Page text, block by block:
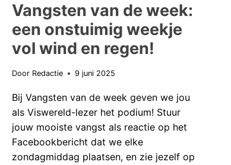
Vangsten van de week:
een onstuimig weekje
vol wind en regen!
Door Redactie 9 juni 2025
Bij Vangsten van de week geven we jou
als Viswereld-lezer het podium! Stuur
jouw mooiste vangst als reactie op het
Facebookbericht dat we elke
zondagmiddag plaatsen, en zie jezelf op